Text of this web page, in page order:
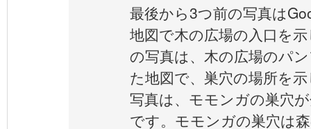
最後から3つ前の写真は
地図で木の広場の入口を
の写真は、木の広場のパ
た地図で、巣穴の場所を
写真は、モモンガの巣穴
です。モモンガの巣穴は